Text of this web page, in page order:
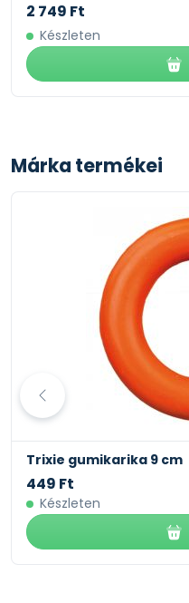
2 749 Ft
Készleten
Márka termékei
Trixie gumikarika 9 cm
449 Ft
Készleten